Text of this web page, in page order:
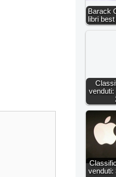
Barack
libri
venduti:
venduti: